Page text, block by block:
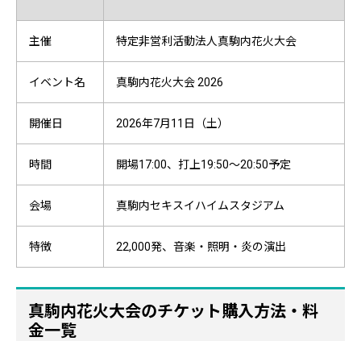
主催 特定非営利活動法人真駒内花火大会
イベント名 真駒内花火大会 2026
開催日 2026年7月11日（土）
時間 開場17:00、打上19:50〜20:50予定
会場 真駒内セキスイハイムスタジアム
特徴 22,000発、音楽・照明・炎の演出
真駒内花火大会のチケット購入方法・料
金一覧